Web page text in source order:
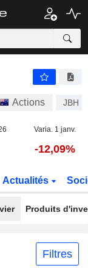
Actions JBH
Varia. 1 janv.
-12,09%
Actualités
Produits
Filtres